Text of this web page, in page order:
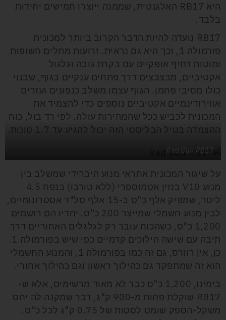
היא RB17 האלגנטית, שממנה ייוצרו חמישים יחידות
בלבד.
RB17 נועדה להיות הדבר הקרוב ביותר למכונית
פורמולה 1, וכך היא גם נראית. זרועות מתלים חשופות
ומוטות דַחיף אופקיים עם בקרת גובה וגלגול
אקטיביים, מבצבצים דרך פתחים ענקיים בגוף, שבנוי
כולו מסיבי פחמן. הגוף עצמו משלב כנפונים ועזרים
אווירודינמיים אקטיביים נוספים כדי להצמיד את
המכונית לכביש ככל שהמהירות עולה. לפי רד בול, כוח
ההצמדה בטיל הבליסטי הזה יכול להגיע עד 1.7 טונות.
Red Bull RB17
על שיגור המכונית אחראי מנוע היברידי שמשלב בין
מנוע V10 בנזין אטמוספרי (ללא טורבו) בנפח 4.5
ליטר, שמפיק אלף כ"ס ב-15 אלף סל"ד אסטרונומיים,
לבין מנוע חשמלי שמייצר 200 כ"ס. יחדיו הם רושמים
1,200 כ"ס, כשהכוח עובר רק לגלגלים האחוריים דרך
תיבה עם שישה הילוכים קדמיים כפי שיש בפורמולה 1.
כן, אין רוורס, גם זה כמו בפורמולה 1, והמנוע החשמלי
הוא זה שמתפקד גם כהילוך ראשון וגם כהילוך אחורי.
בימינו, 1,200 כ"ס כבר לא מאוד מרשימים, אלא ש-
RB17 שוקלת פחות מ-900 ק"ג, דבר שמקנה לה יחס
משקל-הספק שומט לסטות של 0.75 ק"ג לכל כ"ס.